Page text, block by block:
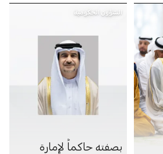
الشؤون الحكومية
بصفته حاكماً لإمارة